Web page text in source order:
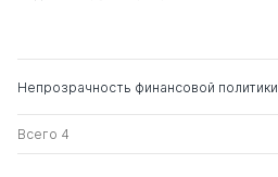
Непрозрачность финансовой политики
Всего 4